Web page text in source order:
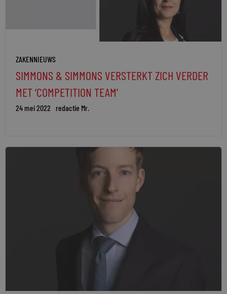
ZAKENNIEUWS
SIMMONS & SIMMONS VERSTERKT ZICH VERDER
MET ‘COMPETITION TEAM’
24 mei 2022 redactie Mr.